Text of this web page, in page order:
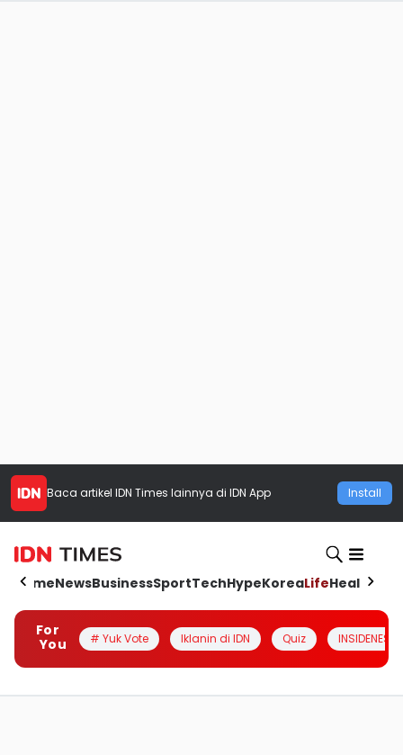
Baca artikel IDN Times lainnya di IDN App Install
HomeNewsBusinessSportTechHypeKoreaLifeHealth
For
You
# Yuk Vote Iklanin di IDN Quiz INSIDENESIA